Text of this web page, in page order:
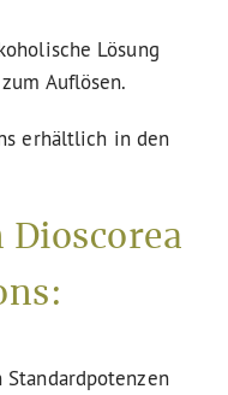
Lösung
Auflösen.
erhältlich in den
Dioscorea